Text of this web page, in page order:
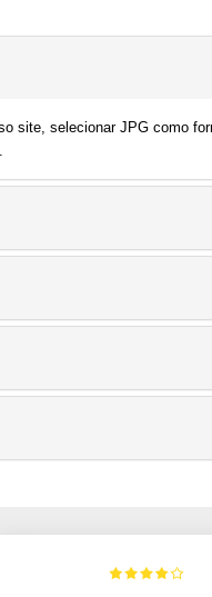
site, selecionar JPG como